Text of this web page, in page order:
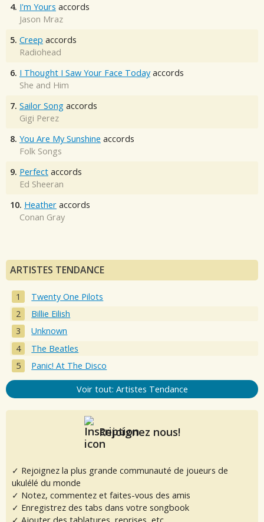
4. I'm Yours accords
Jason Mraz
5. Creep accords
Radiohead
6. I Thought I Saw Your Face Today accords
She and Him
7. Sailor Song accords
Gigi Perez
8. You Are My Sunshine accords
Folk Songs
9. Perfect accords
Ed Sheeran
10. Heather accords
Conan Gray
ARTISTES TENDANCE
Twenty One Pilots
Billie Eilish
Unknown
The Beatles
Panic! At The Disco
Voir tout: Artistes Tendance
Rejoignez nous!
✓ Rejoignez la plus grande communauté de joueurs de
ukulélé du monde
✓ Notez, commentez et faites-vous des amis
✓ Enregistrez des tabs dans votre songbook